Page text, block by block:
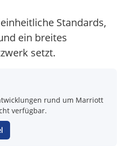
Standards,
ein breites
setzt.
rund um Marriott
verfügbar.